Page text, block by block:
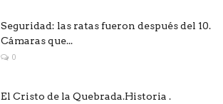
Seguridad: las ratas fueron después del 10.
Cámaras que...
0
El Cristo de la Quebrada.Historia .